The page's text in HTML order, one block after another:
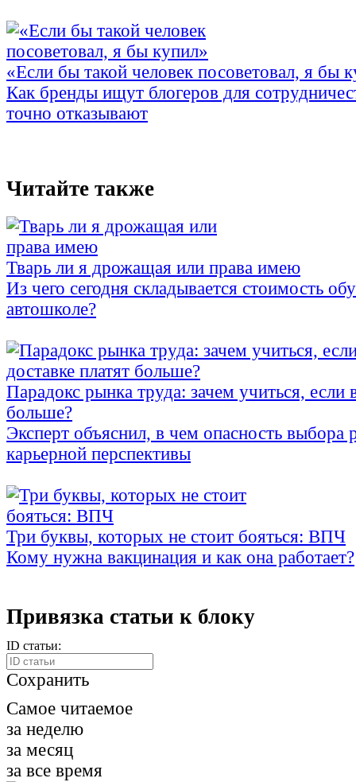
«Если бы такой человек посоветовал, я бы
Как бренды ищут блогеров для
точно отказывают
Читайте также
Тварь ли я дрожащая или права имею
Из чего сегодня складывается стоимость
автошколе?
Парадокс рынка труда: зачем учиться, если
больше?
Эксперт объяснил, в чем опасность выбора
карьерной перспективы
Три буквы, которых не стоит бояться: ВПЧ
Кому нужна вакцинация и как она работает?
Привязка статьи к блоку
ID статьи:
Сохранить
Самое читаемое
за неделю
за месяц
за все время